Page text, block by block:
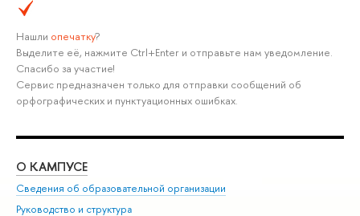
Нашли опечатку?
Выделите её, нажмите Ctrl+Enter и отправьте нам уведомление.
Спасибо за участие!
Сервис предназначен только для отправки сообщений об
орфографических и пунктуационных ошибках.
О КАМПУСЕ
Сведения об образовательной организации
Руководство и структура